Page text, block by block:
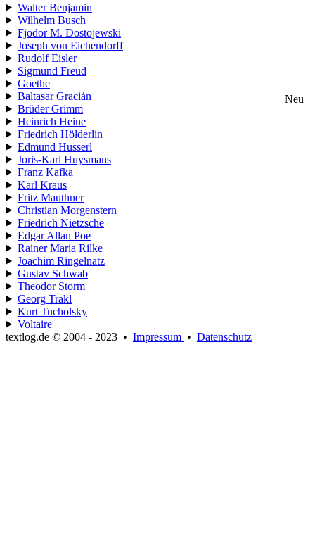
Walter Benjamin
Wilhelm Busch
Fjodor M. Dostojewski
Joseph von Eichendorff
Rudolf Eisler
Sigmund Freud
Goethe
Baltasar Gracián
Neu
Brüder Grimm
Heinrich Heine
Friedrich Hölderlin
Edmund Husserl
Joris-Karl Huysmans
Franz Kafka
Karl Kraus
Fritz Mauthner
Christian Morgenstern
Friedrich Nietzsche
Edgar Allan Poe
Rainer Maria Rilke
Joachim Ringelnatz
Gustav Schwab
Theodor Storm
Georg Trakl
Kurt Tucholsky
Voltaire
textlog.de © 2004 - 2023 • Impressum • Datenschutz